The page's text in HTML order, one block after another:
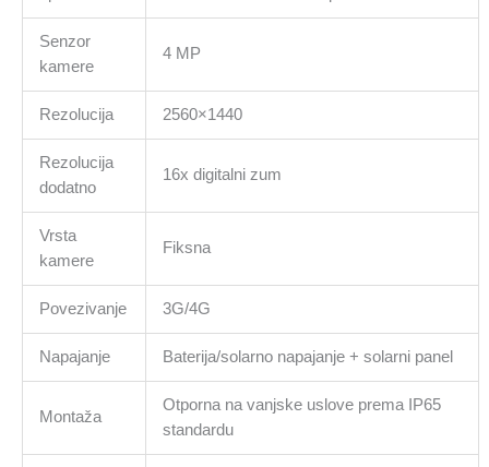
Senzor
kamere
4 MP
Rezolucija 2560×1440
Rezolucija
dodatno
16x digitalni zum
Vrsta
kamere
Fiksna
Povezivanje 3G/4G
Napajanje Baterija/solarno napajanje + solarni panel
Montaža
Otporna na vanjske uslove prema IP65
standardu